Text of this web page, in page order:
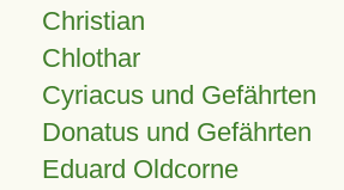
Christian
Chlothar
Cyriacus und Gefährten
Donatus und Gefährten
Eduard Oldcorne